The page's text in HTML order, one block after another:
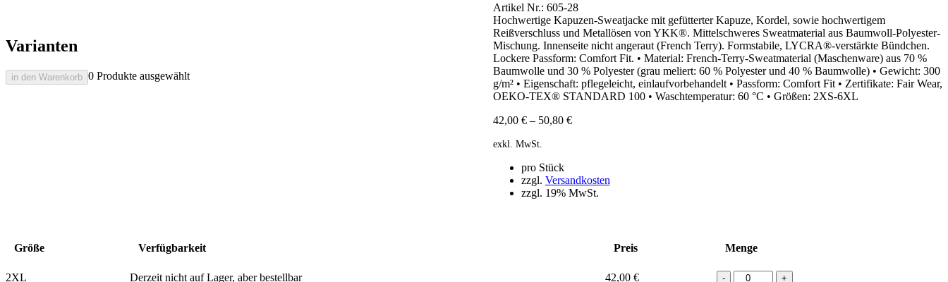
Artikel Nr.: 605-28
Hochwertige Kapuzen-Sweatjacke mit gefütterter Kapuze, Kordel, sowie hochwertigem
Reißverschluss und Metallösen von YKK®. Mittelschweres Sweatmaterial aus Baumwoll-Polyester-
Mischung. Innenseite nicht angeraut (French Terry). Formstabile, LYCRA®-verstärkte Bündchen.
Lockere Passform: Comfort Fit. • Material: French-Terry-Sweatmaterial (Maschenware) aus 70 %
Baumwolle und 30 % Polyester (grau meliert: 60 % Polyester und 40 % Baumwolle) • Gewicht: 300
g/m² • Eigenschaft: pflegeleicht, einlaufvorbehandelt • Passform: Comfort Fit • Zertifikate: Fair Wear,
OEKO-TEX® STANDARD 100 • Waschtemperatur: 60 °C • Größen: 2XS-6XL
42,00 €– 50,80 €
exkl. MwSt.
pro Stück
zzgl. Versandkosten
zzgl. 19% MwSt.
Varianten
0 Produkte ausgewählt
in den Warenkorb
Größe Verfügbarkeit Preis Menge
2XL Derzeit nicht auf Lager, aber bestellbar 42,00 €
HAKRO
- +